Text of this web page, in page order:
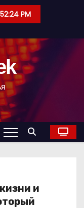
PM
и